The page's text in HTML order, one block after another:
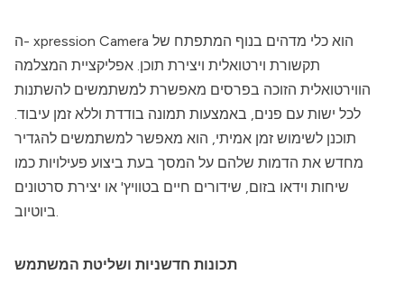
ה- xpression Camera
תקשורת וירטואלית ויצירת תוכן. אפליקציית המצלמה
הווירטואלית הזוכה בפרסים מאפשרת למשתמשים להשתנות
לכל ישות עם פנים, באמצעות תמונה בודדת וללא זמן עיבוד.
תוכנן לשימוש זמן אמיתי, הוא מאפשר למשתמשים להגדיר
מחדש את הדמות שלהם על המסך בעת ביצוע פעילויות כמו
שיחות וידאו בזום, שידורים חיים בטוויץ' או יצירת סרטונים
ביוטיוב.
תכונות חדשניות ושליטת המשתמש